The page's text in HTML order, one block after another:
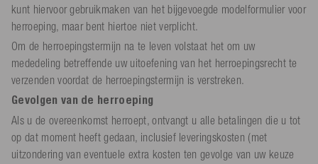
kunt hiervoor gebruikmaken van het bijgevoegde modelformulier voor
herroeping, maar bent hiertoe niet verplicht.
Om de herroepingstermijn na te leven volstaat het om uw
mededeling betreffende uw uitoefening van het herroepingsrecht te
verzenden voordat de herroepingstermijn is verstreken.
Gevolgen van de herroeping
Als u de overeenkomst herroept, ontvangt u alle betalingen die u tot
op dat moment heeft gedaan, inclusief leveringskosten (met
uitzondering van eventuele extra kosten ten gevolge van uw keuze